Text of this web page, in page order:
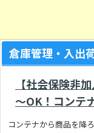
倉庫管理・入出
【社会保険非
～OK！コンテ
コンテナから商品を降